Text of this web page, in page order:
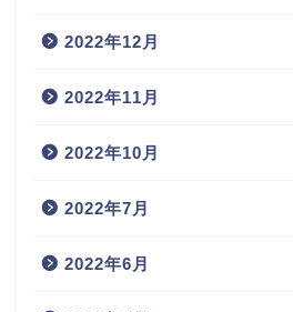
2022年12月
2022年11月
2022年10月
2022年7月
2022年6月